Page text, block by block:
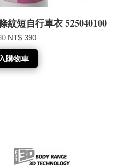
紋短自行車衣 525040100
NT$ 390
購物車